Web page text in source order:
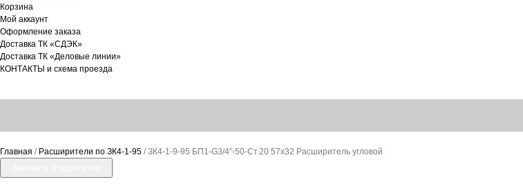
Корзина
Мой аккаунт
Оформление заказа
Доставка ТК «СДЭК»
Доставка ТК «Деловые линии»
КОНТАКТЫ и схема проезда
Главная / Расширители по ЗК4-1-95 / ЗК4-1-9-95 БП1-G3/4″-50-Ст.20 57х32 Расширитель угловой